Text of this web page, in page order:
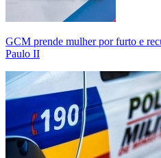
GCM prende mulher por furto e
Paulo II